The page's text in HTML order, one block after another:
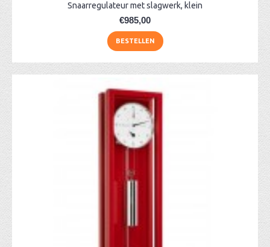
Snaarregulateur met slagwerk, klein
€985,00
BESTELLEN